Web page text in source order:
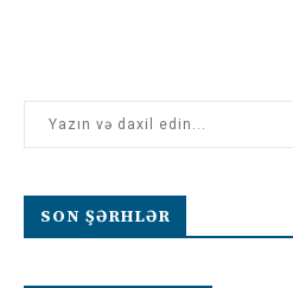
SON ŞƏRHLƏR